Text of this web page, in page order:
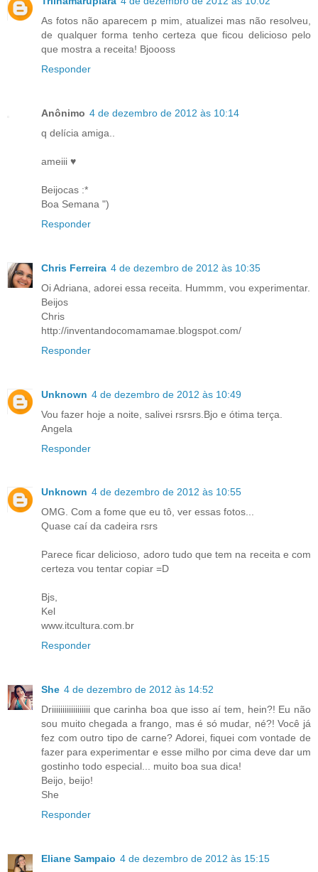
As fotos não aparecem p mim, atualizei mas não resolveu,
de qualquer forma tenho certeza que ficou delicioso pelo
que mostra a receita! Bjoooss
Responder
Anônimo 4 de dezembro de 2012 às 10:14
q delícia amiga..
ameiii ♥
Beijocas :*
Boa Semana ")
Responder
Chris Ferreira 4 de dezembro de 2012 às 10:35
Oi Adriana, adorei essa receita. Hummm, vou experimentar.
Beijos
Chris
http://inventandocomamamae.blogspot.com/
Responder
Unknown 4 de dezembro de 2012 às 10:49
Vou fazer hoje a noite, salivei rsrsrs.Bjo e ótima terça.
Angela
Responder
Unknown 4 de dezembro de 2012 às 10:55
OMG. Com a fome que eu tô, ver essas fotos...
Quase caí da cadeira rsrs
Parece ficar delicioso, adoro tudo que tem na receita e com
certeza vou tentar copiar =D
Bjs,
Kel
www.itcultura.com.br
Responder
She 4 de dezembro de 2012 às 14:52
Driiiiiiiiiiiiiiiiii que carinha boa que isso aí tem, hein?! Eu não
sou muito chegada a frango, mas é só mudar, né?! Você já
fez com outro tipo de carne? Adorei, fiquei com vontade de
fazer para experimentar e esse milho por cima deve dar um
gostinho todo especial... muito boa sua dica!
Beijo, beijo!
She
Responder
Eliane Sampaio 4 de dezembro de 2012 às 15:15